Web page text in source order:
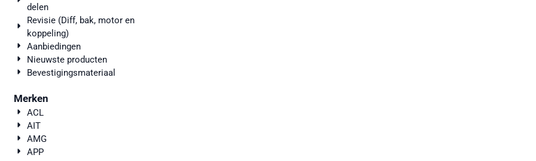
delen
Revisie (Diff, bak, motor en
koppeling)
Aanbiedingen
Nieuwste producten
Bevestigingsmateriaal
Merken
ACL
AIT
AMG
APP